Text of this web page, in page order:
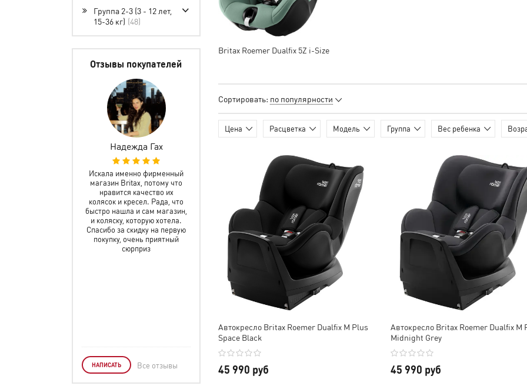
Britax Roemer Dualfix 5Z i-Size
Сортировать: по популярности
Цена Расцветка Модель Группа Вес ребенка
Автокресло Britax Roemer Dualfix M Plus
Space Black
45 990 руб
Автокресло Britax Roemer Dualfix M
Midnight Grey
45 990 руб
Группа 2-3 (3 - 12 лет,
15-36 кг) 48
Отзывы покупателей
Надежда Гах
Искала именно фирменный
магазин Britax, потому что
нравится качество их
колясок и кресел. Рада, что
быстро нашла и сам магазин,
и коляску, которую хотела.
Спасибо за скидку на первую
покупку, очень приятный
сюрприз
Отличный сайт! Легко нашел
то, что нужно. Вся
необходимая информация по
коляскам есть. С заказом и
оплатой проблем не
возникло. Все просто и
понятно. По доставке есть
варианты. Все быстро и
удобно.
Покупала коляску сестре в
подарок, но немного
промахнулась с цветом. Ей
больше другой нравится. Не
думала, что смогу поменять,
но на всякий случай
позвонила. К моей радости
проблем с обменом не
возникло. Все быстренько с
менеджером решили,
оформили. Сам обмен тоже
много времени не занял.
Через несколько дней новая
коляска была уже у нас.
предоставляете такую
услугу!
У нас двойня, так что и все
расходы на детей выше в 2
раза. Я уже не говорю о том,
сколько стоят специальные
коляски. Так что
предоставленная нам скидка
оказалась весьма
существенной, за что
огромное спасибо магазину!
Еще и доставили быстро и
бесплатно!!! Так что нам
вдвойне приятно)) Огромное
спасибо!
НАПИСАТЬ Все отзывы